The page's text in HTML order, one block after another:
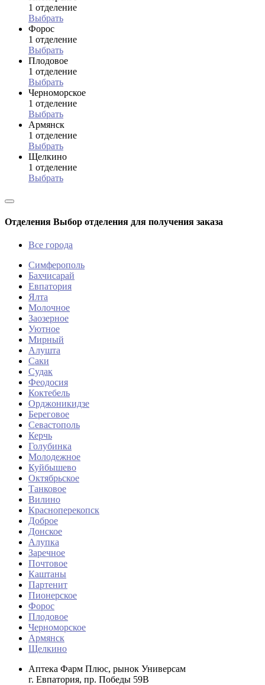
1 отделение
Выбрать
Форос
1 отделение
Выбрать
Плодовое
1 отделение
Выбрать
Черноморское
1 отделение
Выбрать
Армянск
1 отделение
Выбрать
Щелкино
1 отделение
Выбрать
Отделения Выбор отделения для получения заказа
Все города
Симферополь
Бахчисарай
Евпатория
Ялта
Молочное
Заозерное
Уютное
Мирный
Алушта
Саки
Судак
Феодосия
Коктебель
Орджоникидзе
Береговое
Севастополь
Керчь
Голубинка
Молодежное
Куйбышево
Октябрьское
Танковое
Вилино
Красноперекопск
Доброе
Донское
Алупка
Заречное
Почтовое
Каштаны
Партенит
Пионерское
Форос
Плодовое
Черноморское
Армянск
Щелкино
Аптека Фарм Плюс, рынок Универсам
г. Евпатория, пр. Победы 59В